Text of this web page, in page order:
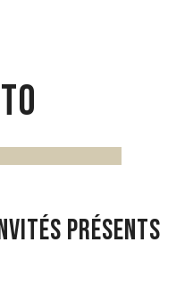
présents